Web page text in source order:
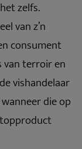
zelfs.
van z’n
consument
van terroir en
vishandelaar
die op
topproduct